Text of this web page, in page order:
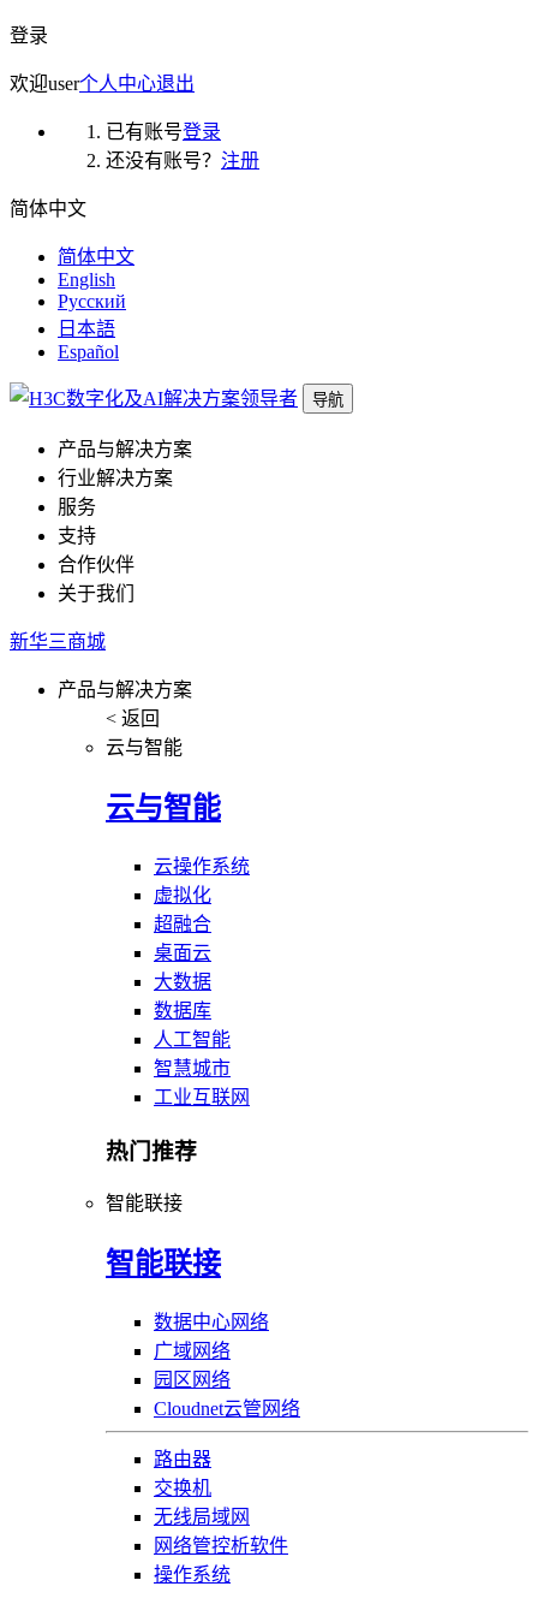
登录
欢迎user个人中心退出
已有账号登录
还没有账号？ 注册
简体中文
简体中文
English
Русский
日本語
Español
导航
产品与解决方案
行业解决方案
服务
支持
合作伙伴
关于我们
新华三商城
产品与解决方案
< 返回
云与智能
云与智能
云操作系统
虚拟化
超融合
桌面云
大数据
数据库
人工智能
智慧城市
工业互联网
热门推荐
智能联接
智能联接
数据中心网络
广域网络
园区网络
Cloudnet云管网络
路由器
交换机
无线局域网
网络管控析软件
操作系统